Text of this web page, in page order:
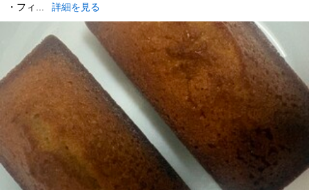
・フィ...
詳細を見る